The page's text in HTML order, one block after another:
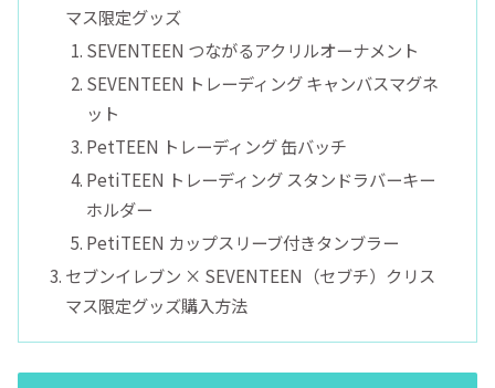
マス限定グッズ
SEVENTEEN つながるアクリルオーナメント
SEVENTEEN トレーディング キャンバスマグネ
ット
PetTEEN トレーディング 缶バッチ
PetiTEEN トレーディング スタンドラバーキー
ホルダー
PetiTEEN カップスリーブ付きタンブラー
セブンイレブン × SEVENTEEN（セブチ）クリス
マス限定グッズ購入方法